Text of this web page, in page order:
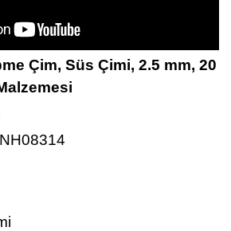
Çim, Süs Çimi, 2.5 mm, 20
NH08314